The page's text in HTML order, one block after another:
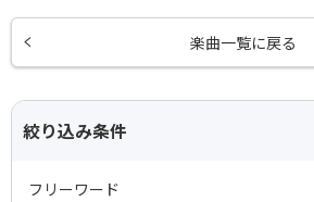
楽曲一覧に戻る
絞り込み条件
フリーワード